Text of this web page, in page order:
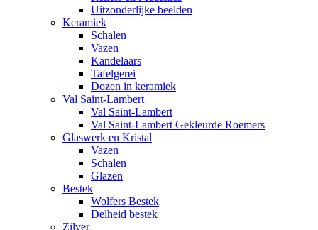
Uitzonderlijke beelden
Keramiek
Schalen
Vazen
Kandelaars
Tafelgerei
Dozen in keramiek
Val Saint-Lambert
Val Saint-Lambert
Val Saint-Lambert Gekleurde Roemers
Glaswerk en Kristal
Vazen
Schalen
Glazen
Bestek
Wolfers Bestek
Delheid bestek
Zilver